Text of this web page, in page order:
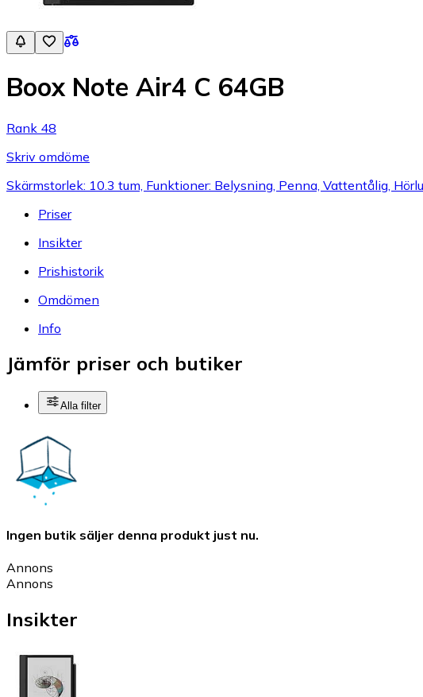
Boox Note Air4 C 64GB
Rank 48
Skriv omdöme
Skärmstorlek: 10.3 tum, Funktioner: Belysning, Penna, Vattentålig,
Priser
Insikter
Prishistorik
Omdömen
Info
Jämför priser och butiker
Alla filter
Ingen butik säljer denna produkt just nu.
Annons
Annons
Insikter